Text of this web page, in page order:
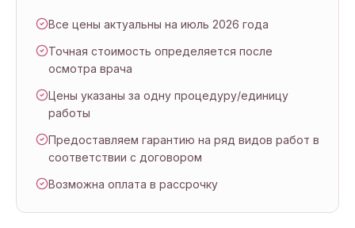
Все цены актуальны на июль 2026 года
Точная стоимость определяется после
осмотра врача
Цены указаны за одну процедуру/единицу
работы
Предоставляем гарантию на ряд видов работ в
соответствии с договором
Возможна оплата в рассрочку